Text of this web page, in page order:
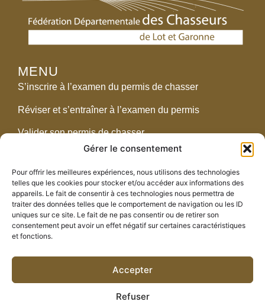
Gérer le consentement
Pour offrir les meilleures expériences, nous utilisons des technologies
telles que les cookies pour stocker et/ou accéder aux informations des
appareils. Le fait de consentir à ces technologies nous permettra de
traiter des données telles que le comportement de navigation ou les ID
uniques sur ce site. Le fait de ne pas consentir ou de retirer son
consentement peut avoir un effet négatif sur certaines caractéristiques
et fonctions.
Accepter
Refuser
MENU
S’inscrire à l’examen du permis de chasser
Réviser et s’entraîner à l’examen du permis
Valider son permis de chasser
CONTACT
2438 route de Pompogne – 47700 Fargues-sur-
Ourbise
05 53 89 89 00